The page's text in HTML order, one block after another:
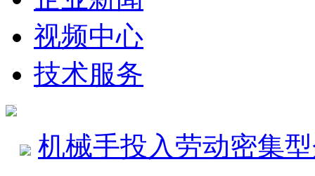
视频中心
技术服务
机械手投入劳动密集